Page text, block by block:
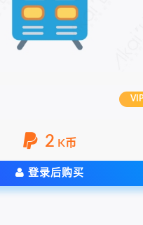
2 K币
登录后购买